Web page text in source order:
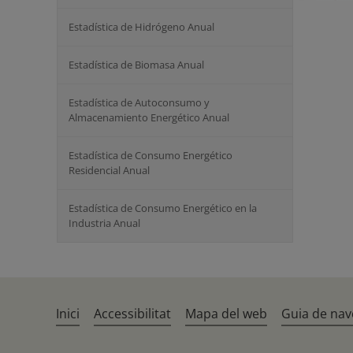
Estadística de Hidrógeno Anual
Estadística de Biomasa Anual
Estadística de Autoconsumo y
Almacenamiento Energético Anual
Estadística de Consumo Energético
Residencial Anual
Estadística de Consumo Energético en la
Industria Anual
Inici Accessibilitat Mapa del web Guia de